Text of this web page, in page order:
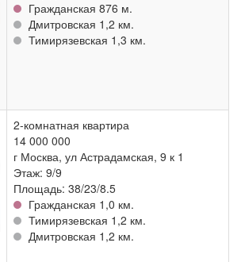
Гражданская 876 м.
Дмитровская 1,2 км.
Тимирязевская 1,3 км.
2-комнатная квартира
14 000 000
г Москва, ул Астрадамская, 9 к 1
Этаж: 9/9
Площадь: 38/23/8.5
Гражданская 1,0 км.
Тимирязевская 1,2 км.
Дмитровская 1,2 км.